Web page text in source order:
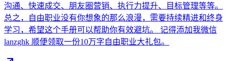
沟通、快速成交、朋友圈营销、执行力提升、目标管理等等。
总之，自由职业没有你想象的那么浪漫，需要持续精进和终身
学习，希望这个手册可以帮助你有效避坑。 记得添加我微信
lanzghk 顺便领取一份10万字自由职业大礼包。